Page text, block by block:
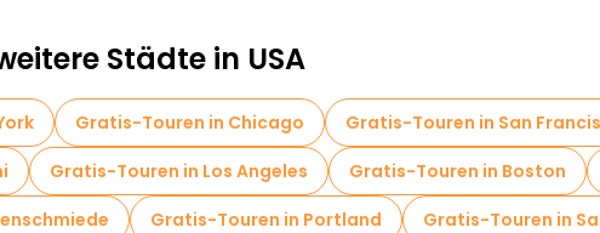
Städte in USA
Gratis-Touren in Chicago Gratis-Touren in San
Gratis-Touren in Los Angeles Gratis-Touren in Boston
Gratis-Touren in Portland Gratis-Touren in